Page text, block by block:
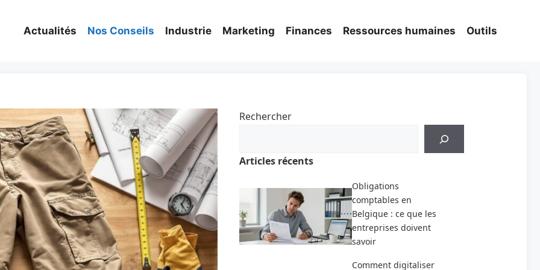
Actualités Nos Conseils Industrie Marketing Finances Ressources humaines Outils
Rechercher
Articles récents
Obligations
comptables en
Belgique : ce que les
entreprises doivent
savoir
Comment digitaliser